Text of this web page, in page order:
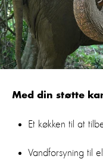
Med din støtte
Et køkken til at
Vandforsyning til